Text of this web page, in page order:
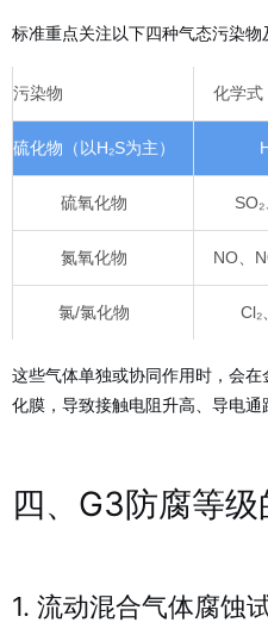
标准重点关注以下四种气态污染物
污染物 化学式
硫化物（以H₂S为主）
硫氧化物
氮氧化物 NO、
氯/氯化物 Cl₂
这些气体单独或协同作用时，会
化膜，导致接触电阻升高、导电通
四、G3防腐等
1. 流动混合气体腐蚀